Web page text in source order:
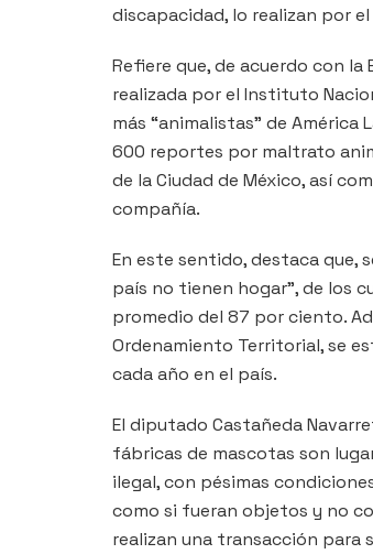
discapacidad, lo realizan por
Refiere que, de acuerdo con
realizada por el Instituto
más “animalistas” de
600 reportes por maltrato
de la Ciudad de México, así
compañía.
En este sentido, destaca que,
país no tienen hogar”, de los
promedio del 87 por ciento.
Ordenamiento Territorial, se
cada año en el país.
El diputado Castañeda
fábricas de mascotas son
ilegal, con pésimas
como si fueran objetos y no
realizan una transacción para